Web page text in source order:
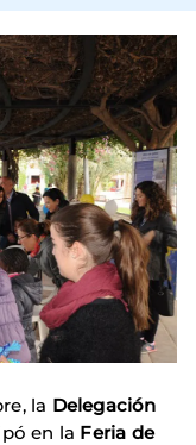
la Delegación
en la Feria de